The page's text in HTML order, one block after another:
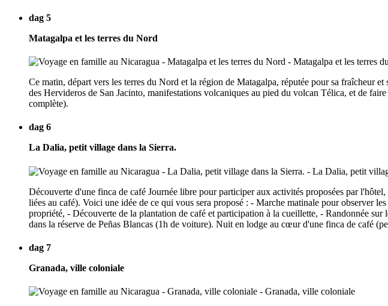
dag 5
Matagalpa et les terres du Nord
Ce matin, départ vers les terres du Nord et la région de Matagalpa, réputée pour sa fraîcheur
des Hervideros de San Jacinto, manifestations volcaniques au pied du volcan Télica, et de
complète).
dag 6
La Dalia, petit village dans la Sierra.
Découverte d'une finca de café Journée libre pour participer aux activités proposées par
liées au café). Voici une idée de ce qui vous sera proposé : - Marche matinale pour observer
propriété, - Découverte de la plantation de café et participation à la cueillette, - Randonnée
dans la réserve de Peñas Blancas (1h de voiture). Nuit en lodge au cœur d'une finca de café
dag 7
Granada, ville coloniale